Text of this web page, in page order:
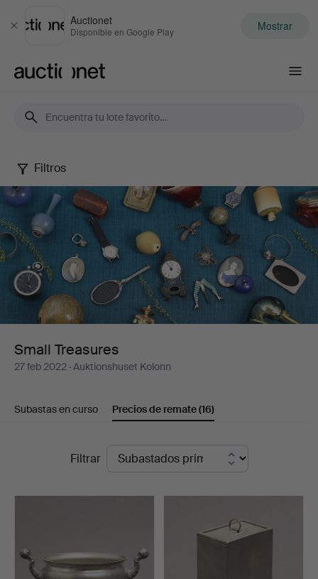
Cerrar
Auctionet
Disponible en Google Play Mostrar
Small
Treasures
Filtros
Small Treasures
27 feb 2022 · Auktionshuset Kolonn
Subastas en curso Precios de remate(16)
Filtrar